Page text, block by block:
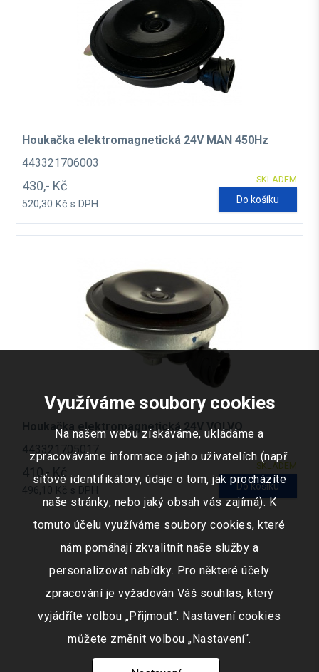
Houkačka elektromagnetická 24V MAN 450Hz
443321706003
SKLADEM
430,- Kč
520,30 Kč s DPH Do košíku
Houkačka elektromagnetická 24V VOLVO
443321705017
SKLADEM
410,- Kč
496,10 Kč s DPH Do košíku
Využíváme soubory cookies
Na našem webu získáváme, ukládáme a
zpracováváme informace o jeho uživatelích (např.
síťové identifikátory, údaje o tom, jak procházíte
naše stránky, nebo jaký obsah vás zajímá). K
tomuto účelu využíváme soubory cookies, které
nám pomáhají zkvalitnit naše služby a
personalizovat nabídky. Pro některé účely
zpracování je vyžadován Váš souhlas, který
vyjádříte volbou „Přijmout“. Nastavení cookies
můžete změnit volbou „Nastavení“.